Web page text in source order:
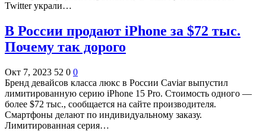
Twitter украли…
В России продают iPhone за $72 тыс.
Почему так дорого
Окт 7, 2023 52 0 0
Бренд девайсов класса люкс в России Caviar выпустил
лимитированную серию iPhone 15 Pro. Стоимость одного —
более $72 тыс., сообщается на сайте производителя.
Смартфоны делают по индивидуальному заказу.
Лимитированная серия…